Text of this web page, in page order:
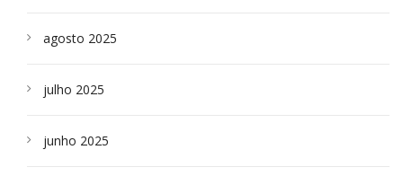
agosto 2025
julho 2025
junho 2025